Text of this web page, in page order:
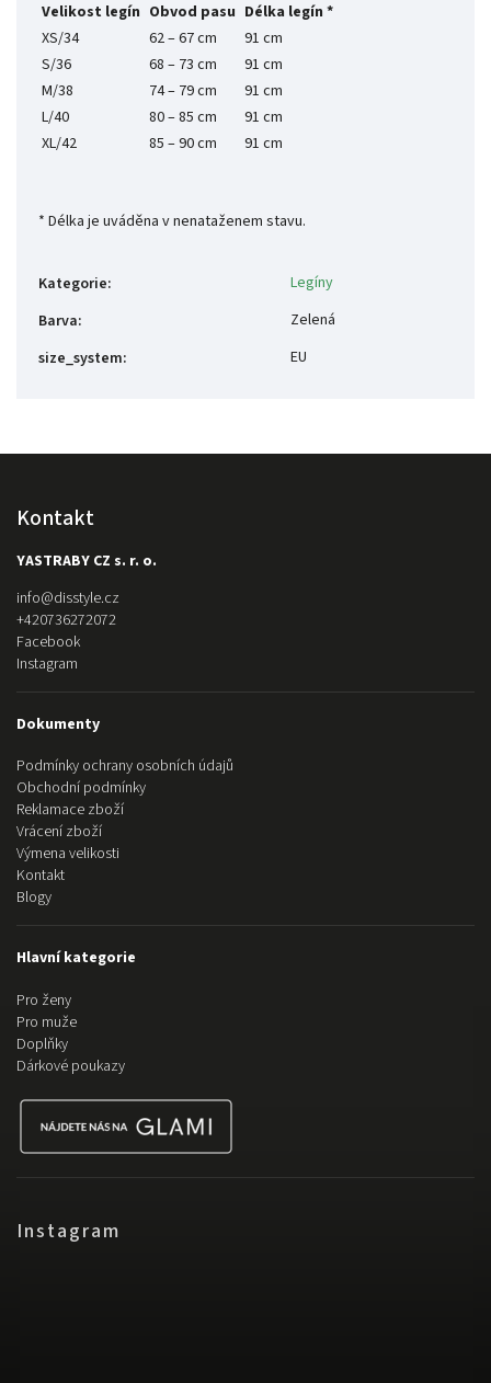
Velikost legín Obvod pasu Délka legín *
XS/34
62 – 67 cm
91 cm
S/36
68 – 73 cm
91 cm
M/38
74 – 79 cm
91 cm
L/40
80 – 85 cm
91 cm
XL/42
85 – 90 cm 91 cm
* Délka je uváděna v nenataženem stavu.
Kategorie:
Legíny
Barva:
Zelená
size_system: EU
Kontakt
YASTRABY CZ s. r. o.
info@disstyle.cz
+420736272072
Facebook
Instagram
Dokumenty
Podmínky ochrany osobních údajů
Obchodní podmínky
Reklamace zboží
Vrácení zboží
Výmena velikosti
Kontakt
Blogy
Hlavní kategorie
Pro ženy
Pro muže
Doplňky
Dárkové poukazy
Instagram